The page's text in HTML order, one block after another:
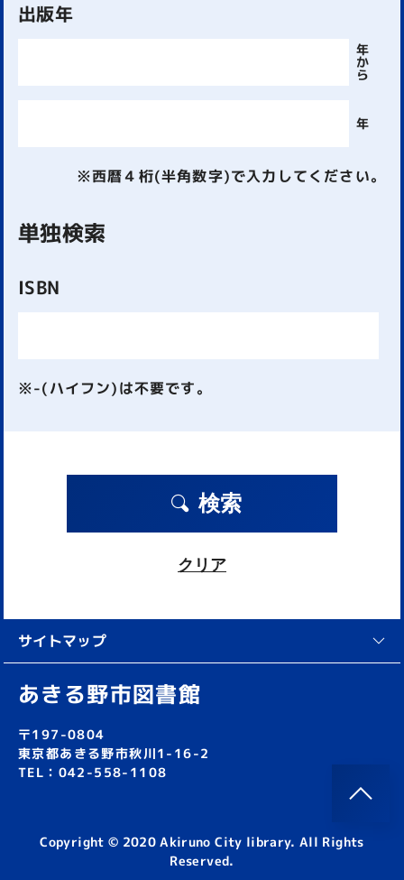
出版年
年
か
ら
年
※西暦４桁(半角数字)で入力してください。
単独検索
ISBN
※-(ハイフン)は不要です。
検索
クリア
サイトマップ
あきる野市図書館
〒197-0804
東京都あきる野市秋川1-16-2
TEL：042-558-1108
Copyright © 2020 Akiruno City library. All Rights
Reserved.